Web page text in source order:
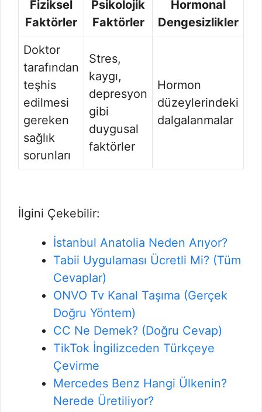
Fiziksel
Faktörler
Psikolojik
Faktörler
Hormonal
Dengesizlikler
Doktor
tarafından
teşhis
edilmesi
gereken
sağlık
sorunları
Stres,
kaygı,
depresyon
gibi
duygusal
faktörler
Hormon
düzeylerindeki
dalgalanmalar
İlgini Çekebilir:
İstanbul Anatolia Neden Arıyor?
Tabii Uygulaması Ücretli Mi? (Tüm
Cevaplar)
ONVO Tv Kanal Taşıma (Gerçek
Doğru Yöntem)
CC Ne Demek? (Doğru Cevap)
TikTok İngilizceden Türkçeye
Çevirme
Mercedes Benz Hangi Ülkenin?
Nerede Üretiliyor?